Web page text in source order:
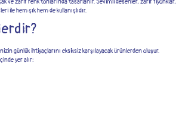
ile hem şık hem de kullanışlıdır.
günlük ihtiyaçlarını eksiksiz karşılayacak ürünlerden oluşur.
yer alır: